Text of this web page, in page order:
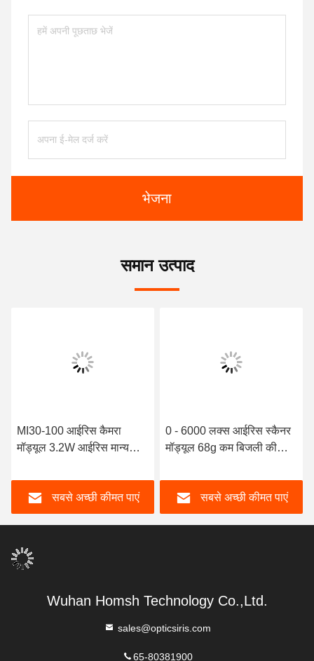
भेजना
समान उत्पाद
MI30-100 आईरिस कैमरा
मॉड्यूल 3.2W आईरिस मान्यता
सबसे अच्छी कीमत पाएं
0 - 6000 लक्स आईरिस स्कैनर
मॉड्यूल 68g कम बिजली की
सबसे अच्छी कीमत पाएं
Wuhan Homsh Technology Co.,Ltd.
sales@opticsiris.com
65-80381900